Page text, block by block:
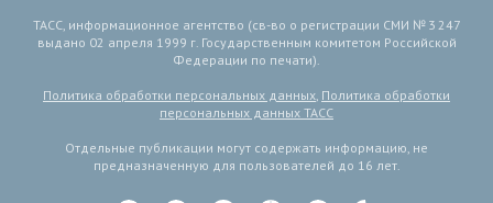
ТАСС, информационное агентство (св-во о регистрации СМИ № 3 247
выдано 02 апреля 1999 г. Государственным комитетом Российской
Федерации по печати).
Политика обработки персональных данных, Политика обработки
персональных данных ТАСС
Отдельные публикации могут содержать информацию, не
предназначенную для пользователей до 16 лет.